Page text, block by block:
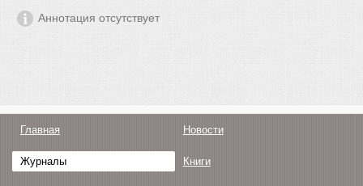
Аннотация отсутствует
Главная Новости
Журналы Книги